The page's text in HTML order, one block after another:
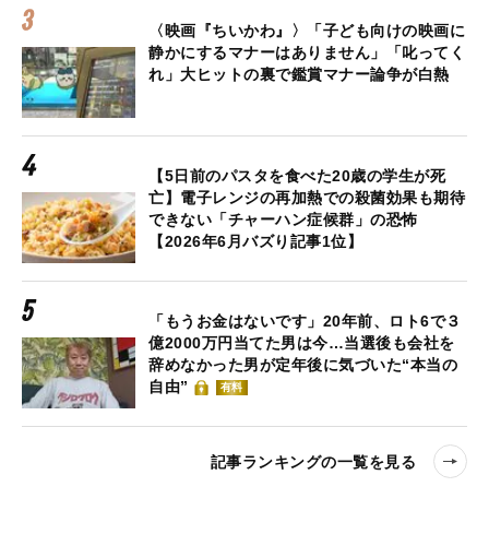
〈映画『ちいかわ』〉「子ども向けの映画に
静かにするマナーはありません」「叱ってく
れ」大ヒットの裏で鑑賞マナー論争が白熱
【5日前のパスタを食べた20歳の学生が死
亡】電子レンジの再加熱での殺菌効果も期待
できない「チャーハン症候群」の恐怖
【2026年6月バズり記事1位】
「もうお金はないです」20年前、ロト6で３
億2000万円当てた男は今…当選後も会社を
辞めなかった男が定年後に気づいた“本当の
自由”
有料
記事ランキングの一覧を見る